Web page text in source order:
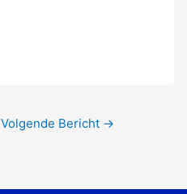
Volgende Bericht →